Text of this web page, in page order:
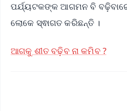
ପର୍ଯ୍ୟଟକଙ୍କ ଆଗମନ ବି ବଢ଼ିବାରେ
ଲୋକେ ସ୍ଵାଗତ କରିଛନ୍ତି ।
ଆଗକୁ ଶୀତ ବଢ଼ିବ ନା କମିବ ?